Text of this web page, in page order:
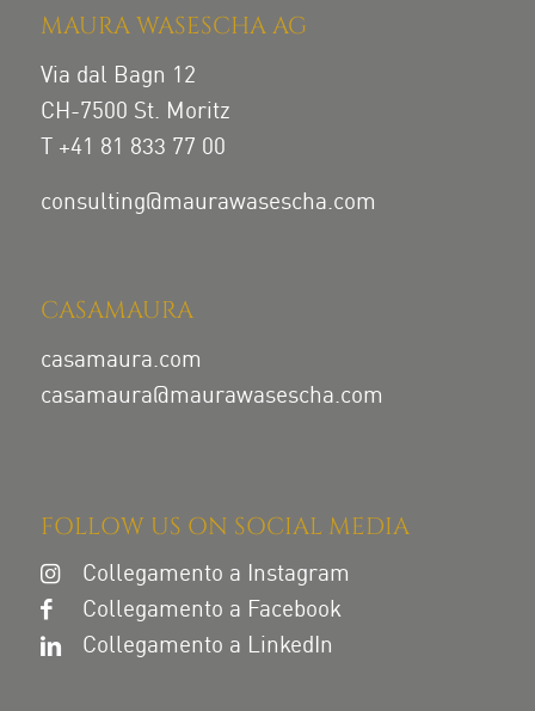
MAURA WASESCHA AG
Via dal Bagn 12
CH-7500 St. Moritz
T +41 81 833 77 00
consulting@maurawasescha.com
CASAMAURA
casamaura.com
casamaura@maurawasescha.com
FOLLOW US ON SOCIAL MEDIA
Collegamento a Instagram
Collegamento a Facebook
Collegamento a LinkedIn